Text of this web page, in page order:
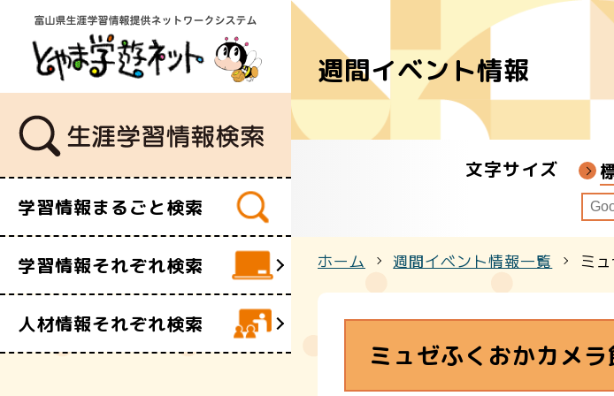
学習情報まるごと検索
学習情報それぞれ検索
学習講座
人材情報それぞれ検索
講師・指導者
ボランティア
週間イベント情報
文字サイズ
ホーム 週間イベント情報一覧 ミ
ミュゼふくおかカメ